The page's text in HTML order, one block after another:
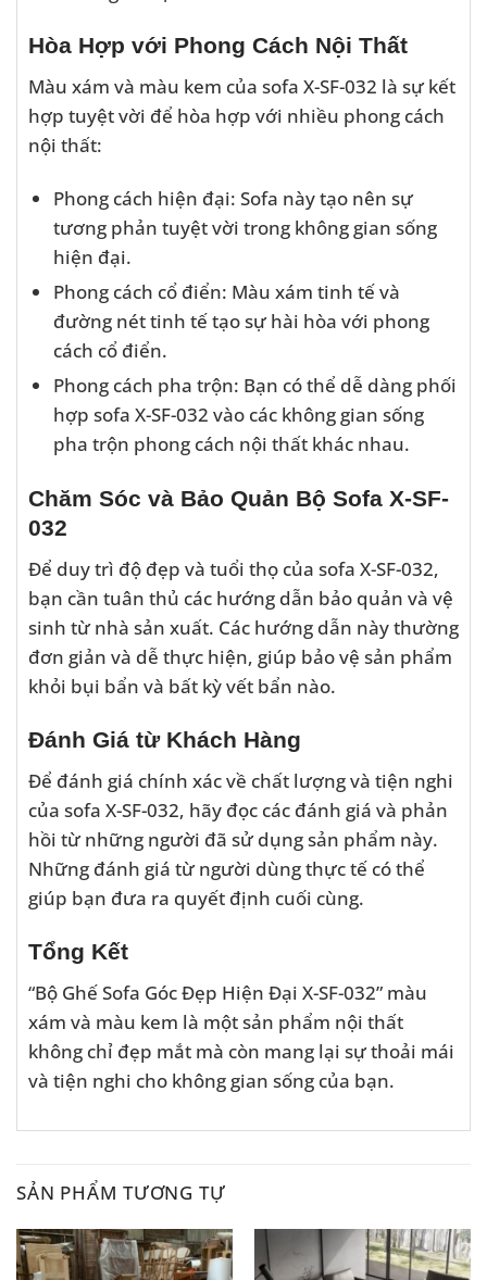
Hòa Hợp với Phong Cách Nội Thất
Màu xám và màu kem của sofa X-SF-032 là sự kết
hợp tuyệt vời để hòa hợp với nhiều phong cách
nội thất:
Phong cách hiện đại: Sofa này tạo nên sự
tương phản tuyệt vời trong không gian sống
hiện đại.
Phong cách cổ điển: Màu xám tinh tế và
đường nét tinh tế tạo sự hài hòa với phong
cách cổ điển.
Phong cách pha trộn: Bạn có thể dễ dàng phối
hợp sofa X-SF-032 vào các không gian sống
pha trộn phong cách nội thất khác nhau.
Chăm Sóc và Bảo Quản Bộ Sofa X-SF-
032
Để duy trì độ đẹp và tuổi thọ của sofa X-SF-032,
bạn cần tuân thủ các hướng dẫn bảo quản và vệ
sinh từ nhà sản xuất. Các hướng dẫn này thường
đơn giản và dễ thực hiện, giúp bảo vệ sản phẩm
khỏi bụi bẩn và bất kỳ vết bẩn nào.
Đánh Giá từ Khách Hàng
Để đánh giá chính xác về chất lượng và tiện nghi
của sofa X-SF-032, hãy đọc các đánh giá và phản
hồi từ những người đã sử dụng sản phẩm này.
Những đánh giá từ người dùng thực tế có thể
giúp bạn đưa ra quyết định cuối cùng.
Tổng Kết
“Bộ Ghế Sofa Góc Đẹp Hiện Đại X-SF-032” màu
xám và màu kem là một sản phẩm nội thất
không chỉ đẹp mắt mà còn mang lại sự thoải mái
và tiện nghi cho không gian sống của bạn.
SẢN PHẨM TƯƠNG TỰ